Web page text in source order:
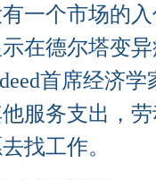
一个市场的
在德尔塔变
首席经济学
服务支出，
找工作。